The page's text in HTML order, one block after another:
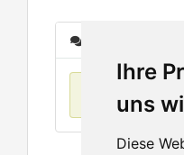
Ihre
uns
Diese